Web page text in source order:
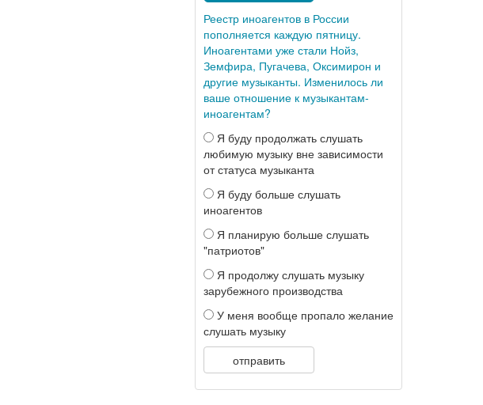
Реестр иноагентов в России
пополняется каждую пятницу.
Иноагентами уже стали Нойз,
Земфира, Пугачева, Оксимирон и
другие музыканты. Изменилось ли
ваше отношение к музыкантам-
иноагентам?
Я буду продолжать слушать
любимую музыку вне зависимости
от статуса музыканта
Я буду больше слушать
иноагентов
Я планирую больше слушать
"патриотов"
Я продолжу слушать музыку
зарубежного производства
У меня вообще пропало желание
слушать музыку
отправить